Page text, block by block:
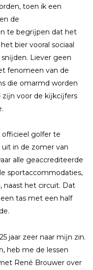
toen ik een
de
te begrĳpen dat het
bier vooral sociaal
Liever geen
fenomeen van de
die omarmd worden
voor de kĳkcĳfers
officieel golfer te
in de zomer van
alle geaccrediteerde
sportaccommodaties,
naast het circuit. Dat
tas met een half
jaar zeer naar mĳn zin.
heb me de lessen
René Brouwer over